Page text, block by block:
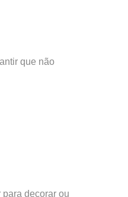
que não
decorar ou